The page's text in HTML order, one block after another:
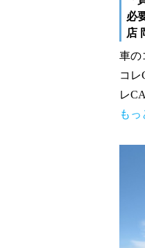
必
店
車の
コレ
レCA
もっ